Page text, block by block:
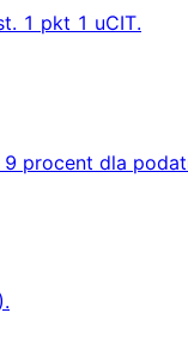
1 pkt 1 uCIT.
procent dla